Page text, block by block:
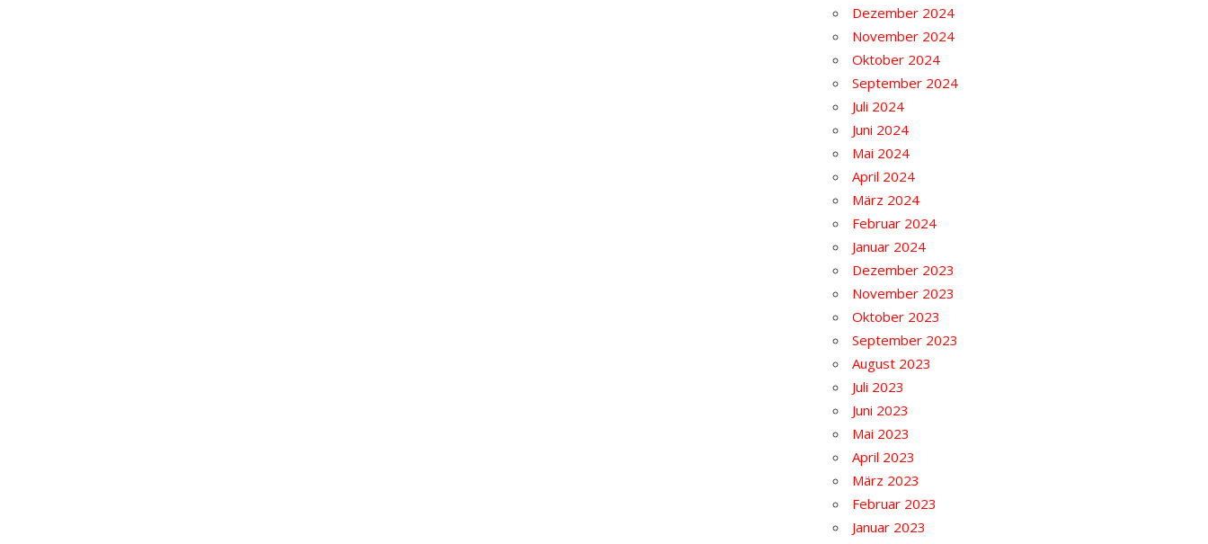
Dezember 2024
November 2024
Oktober 2024
September 2024
Juli 2024
Juni 2024
Mai 2024
April 2024
März 2024
Februar 2024
Januar 2024
Dezember 2023
November 2023
Oktober 2023
September 2023
August 2023
Juli 2023
Juni 2023
Mai 2023
April 2023
März 2023
Februar 2023
Januar 2023